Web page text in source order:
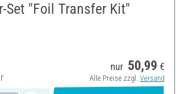
Set "Foil Transfer Kit"
nur 50,99 €
Alle Preise zzgl. Versand